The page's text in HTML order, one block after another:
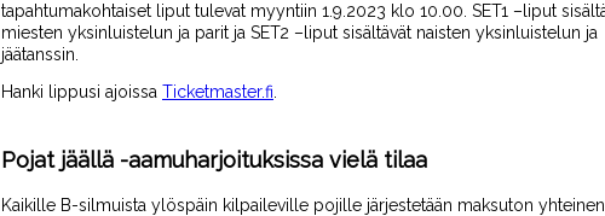
tapahtumakohtaiset liput tulevat myyntiin 1.9.2023 klo 10.00. SET1 –liput
miesten yksinluistelun ja parit ja SET2 –liput sisältävät naisten yksinluistelun ja
jäätanssin.
Hanki lippusi ajoissa Ticketmaster.fi
Pojat jäällä -aamuharjoituksissa vielä tilaa
Kaikille B-silmuista ylöspäin kilpaileville pojille järjestetään maksuton yhteinen,